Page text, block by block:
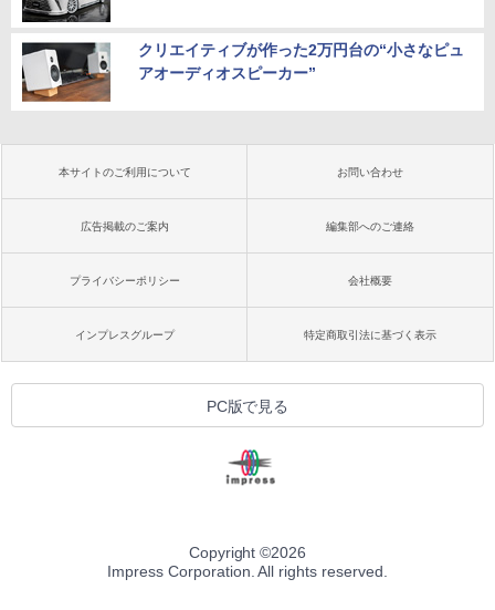
クリエイティブが作った2万円台の“小さなピュ
アオーディオスピーカー”
本サイトのご利用について お問い合わせ
広告掲載のご案内 編集部へのご連絡
プライバシーポリシー 会社概要
インプレスグループ 特定商取引法に基づく表示
PC版で見る
Copyright ©2026
Impress Corporation. All rights reserved.